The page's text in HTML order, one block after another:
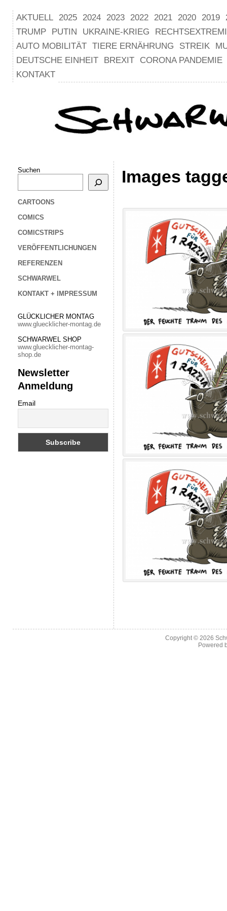
AKTUELL 2025 2024 2023 2022 2021 2020 2019
TRUMP
PUTIN UKRAINE-KRIEG
AUTO MOBILITÄT TIERE ERNÄHRUNG STREIK
DEUTSCHE EINHEIT
BREXIT
CORONA PANDEMIE
KONTAKT
Suchen
CARTOONS
COMICS
COMICSTRIPS
VERÖFFENTLICHUNGEN
REFERENZEN
SCHWARWEL
KONTAKT + IMPRESSUM
GLÜCKLICHER MONTAG
www.gluecklicher-montag.de
SCHWARWEL SHOP
www.gluecklicher-montag-
shop.de
Newsletter
Anmeldung
Email
Images
Copyright © 2026
Powered